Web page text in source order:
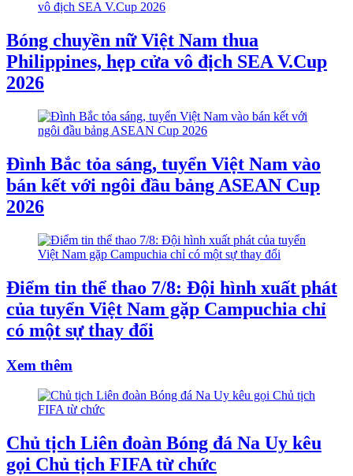
Bóng chuyền nữ Việt Nam thua
Philippines, hẹp cửa vô địch SEA V.Cup
2026
Đình Bắc tỏa sáng, tuyển Việt Nam vào
bán kết với ngôi đầu bảng ASEAN Cup
2026
Điểm tin thể thao 7/8: Đội hình xuất phát
của tuyển Việt Nam gặp Campuchia chỉ
có một sự thay đổi
Xem thêm
Chủ tịch Liên đoàn Bóng đá Na Uy kêu
gọi Chủ tịch FIFA từ chức